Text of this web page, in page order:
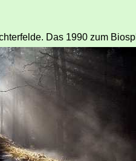
Das 1990 zum